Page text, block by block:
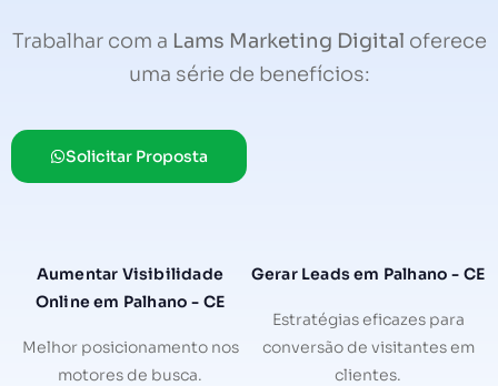
Trabalhar com a Lams Marketing Digital oferece
uma série de benefícios:
Solicitar Proposta
Aumentar Visibilidade
Online em Palhano - CE
Melhor posicionamento nos
motores de busca.
Gerar Leads em Palhano - CE
Estratégias eficazes para
conversão de visitantes em
clientes.